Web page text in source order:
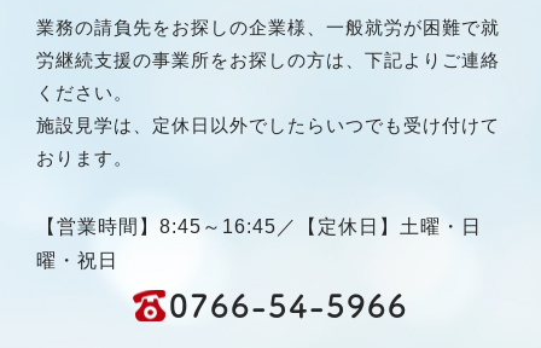
業務の請負先をお探しの企業様、一般就労が困難で就
労継続支援の事業所をお探しの方は、下記よりご連絡
ください。
施設見学は、定休日以外でしたらいつでも受け付けて
おります。
【営業時間】8:45～16:45／【定休日】土曜・日
曜・祝日
0766-54-5966